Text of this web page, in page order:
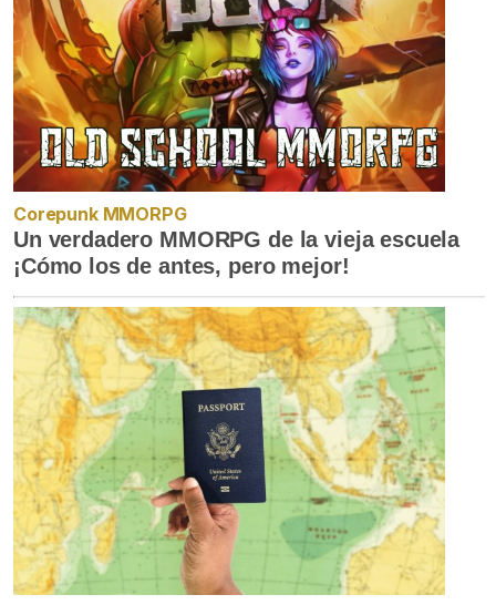
Corepunk MMORPG
Un verdadero MMORPG de la vieja escuela
¡Cómo los de antes, pero mejor!